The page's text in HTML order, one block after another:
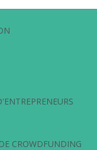
CROWDFUNDING